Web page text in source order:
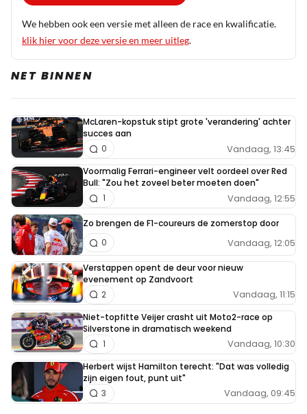
We hebben ook een versie met alleen de race en kwalificatie.
klik hier voor deze versie en meer uitleg.
NET BINNEN
McLaren-kopstuk stipt grote 'verandering' achter
succes aan
Vandaag, 13:45
0
Voormalig Ferrari-engineer velt oordeel over Red
Bull: "Zou het zoveel beter moeten doen"
Vandaag, 12:55
1
Zo brengen de F1-coureurs de zomerstop door
Vandaag, 12:05
0
Verstappen opent de deur voor nieuw
evenement op Zandvoort
Vandaag, 11:15
2
Niet-topfitte Veijer crasht uit Moto2-race op
Silverstone in dramatisch weekend
Vandaag, 10:30
1
Herbert wijst Hamilton terecht: "Dat was volledig
zijn eigen fout, punt uit"
Vandaag, 09:45
3